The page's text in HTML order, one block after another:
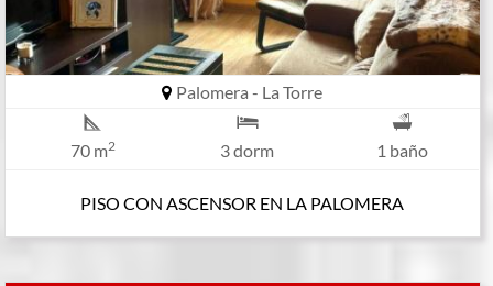
Palomera - La Torre
70 m2 3 dorm 1 baño
PISO CON ASCENSOR EN LA PALOMERA